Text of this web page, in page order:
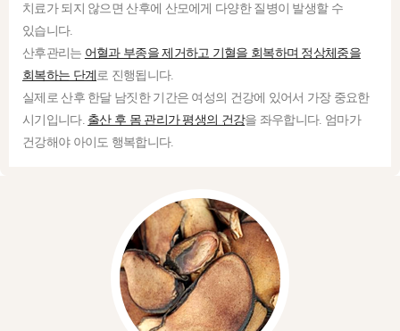
치료가 되지 않으면 산후에 산모에게 다양한 질병이 발생할 수
있습니다.
산후관리는 어혈과 부종을 제거하고 기혈을 회복하며 정상체중을
회복하는 단계 로 진행됩니다.
실제로 산후 한달 남짓한 기간은 여성의 건강에 있어서 가장 중요한
시기입니다. 출산 후 몸 관리가 평생의 건강을 좌우합니다. 엄마가
건강해야 아이도 행복합니다.